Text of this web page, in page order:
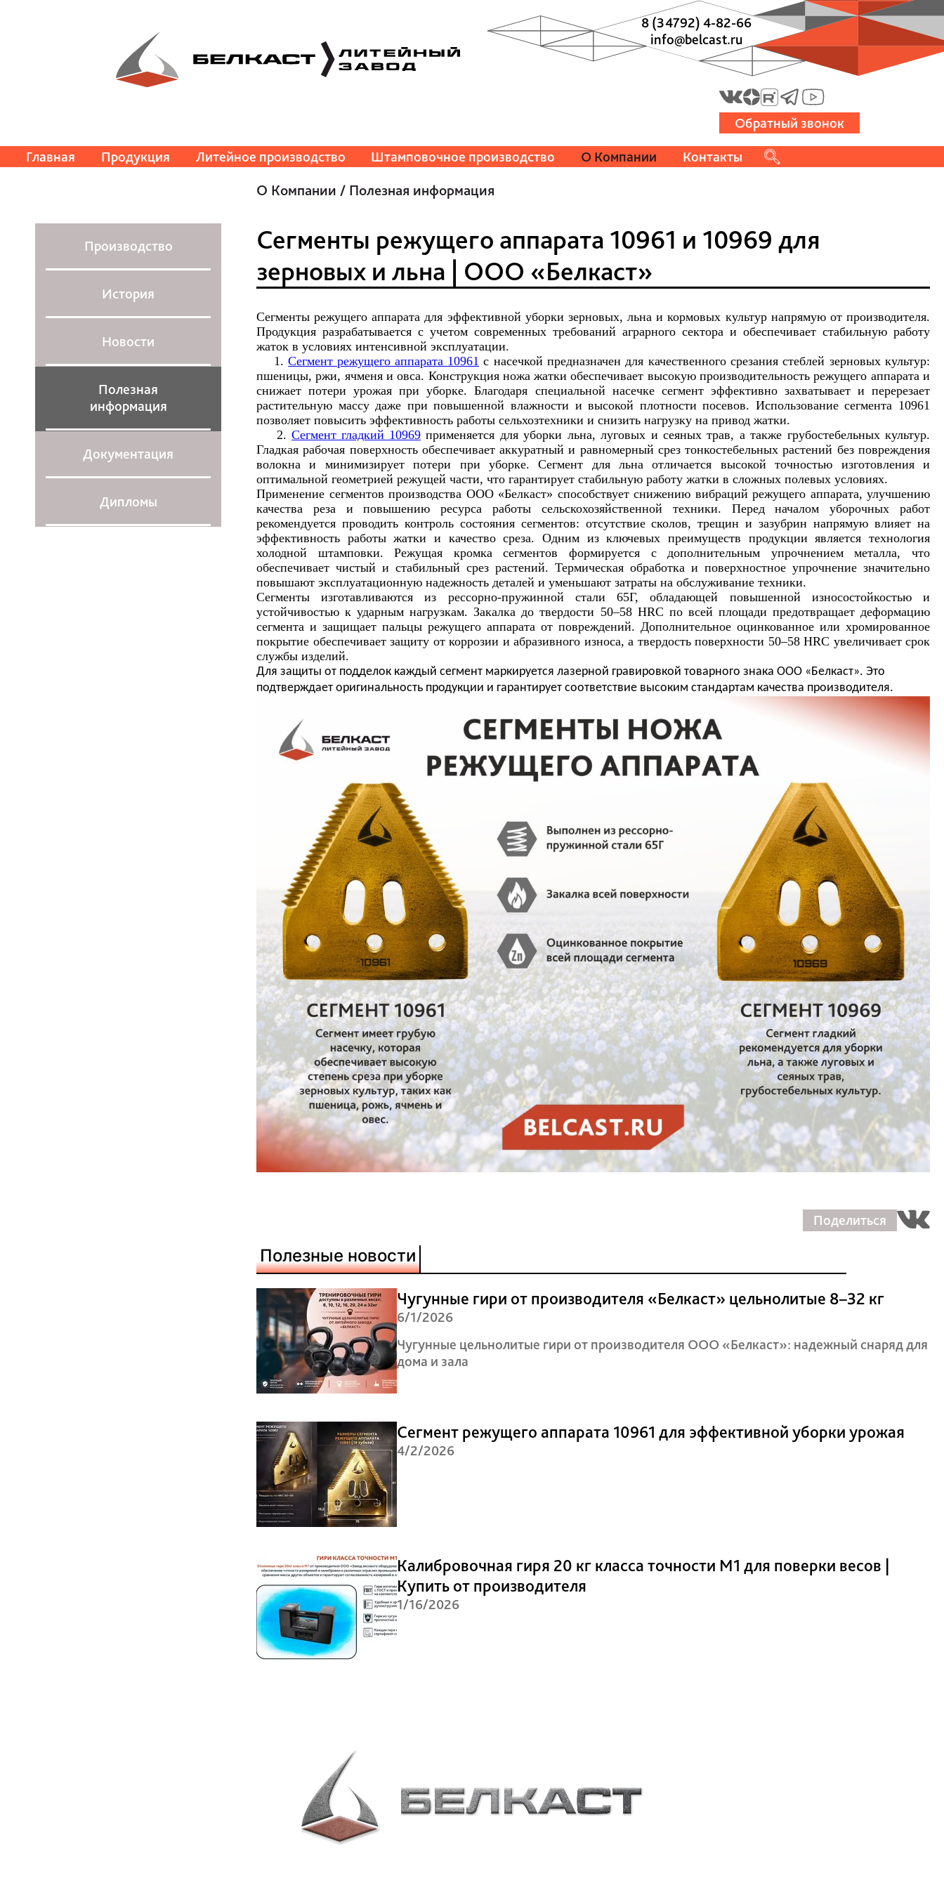
8 (34792) 4-82-66
info@belcast.ru
Обратный звонок
Главная
Продукция Литейное производство Штамповочное производство О Компании Контакты
Производство
История
Новости
Полезная
информация
Документация
Дипломы
О Компании / Полезная информация
Сегменты режущего аппарата 10961 и 10969 для
зерновых и льна | ООО «Белкаст»
Сегменты режущего аппарата для эффективной уборки зерновых, льна и кормовых культур напрямую от производителя.
Продукция разрабатывается с учетом современных требований аграрного сектора и обеспечивает стабильную работу
жаток в условиях интенсивной эксплуатации.
1. Сегмент режущего аппарата 10961 с насечкой предназначен для качественного срезания стеблей зерновых культур:
пшеницы, ржи, ячменя и овса. Конструкция ножа жатки обеспечивает высокую производительность режущего аппарата и
снижает потери урожая при уборке. Благодаря специальной насечке сегмент эффективно захватывает и перерезает
растительную массу даже при повышенной влажности и высокой плотности посевов. Использование сегмента 10961
позволяет повысить эффективность работы сельхозтехники и снизить нагрузку на привод жатки.
2. Сегмент гладкий 10969 применяется для уборки льна, луговых и сеяных трав, а также грубостебельных культур.
Гладкая рабочая поверхность обеспечивает аккуратный и равномерный срез тонкостебельных растений без повреждения
волокна и минимизирует потери при уборке. Сегмент для льна отличается высокой точностью изготовления и
оптимальной геометрией режущей части, что гарантирует стабильную работу жатки в сложных полевых условиях.
Применение сегментов производства ООО «Белкаст» способствует снижению вибраций режущего аппарата, улучшению
качества реза и повышению ресурса работы сельскохозяйственной техники. Перед началом уборочных работ
рекомендуется проводить контроль состояния сегментов: отсутствие сколов, трещин и зазубрин напрямую влияет на
эффективность работы жатки и качество среза. Одним из ключевых преимуществ продукции является технология
холодной штамповки. Режущая кромка сегментов формируется с дополнительным упрочнением металла, что
обеспечивает чистый и стабильный срез растений. Термическая обработка и поверхностное упрочнение значительно
повышают эксплуатационную надежность деталей и уменьшают затраты на обслуживание техники.
Сегменты изготавливаются из рессорно-пружинной стали 65Г, обладающей повышенной износостойкостью и
устойчивостью к ударным нагрузкам. Закалка до твердости 50–58 HRC по всей площади предотвращает деформацию
сегмента и защищает пальцы режущего аппарата от повреждений. Дополнительное оцинкованное или хромированное
покрытие обеспечивает защиту от коррозии и абразивного износа, а твердость поверхности 50–58 HRC увеличивает срок
службы изделий.
Для защиты от подделок каждый сегмент маркируется лазерной гравировкой товарного знака ООО «Белкаст». Это
подтверждает оригинальность продукции и гарантирует соответствие высоким стандартам качества производителя.
Поделиться
Полезные новости
Чугунные гири от производителя «Белкаст» цельнолитые 8–32 кг
6/1/2026
Чугунные цельнолитые гири от производителя ООО «Белкаст»: надежный снаряд для
дома и зала
Сегмент режущего аппарата 10961 для эффективной уборки урожая
4/2/2026
Калибровочная гиря 20 кг класса точности М1 для поверки весов |
Купить от производителя
1/16/2026